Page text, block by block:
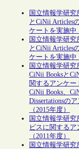
国立情報学研
とCiNii Articles
ケートを実施中
国立情報学研
とCiNii Articles
ケートを実施中
国立情報学研
CiNii Booksと
関するアンケ
CiNii Books、
Dissertationsの
（2015年度）
国立情報学研
ビスに関する
（2011年度）
国立情報学研